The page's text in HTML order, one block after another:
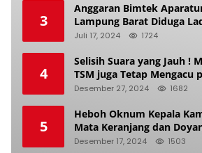
3
Anggaran Bimtek
Lampung Barat Diduga
Makan Anak Istri
Juli 17, 2024 1724
4
Selisih Suara yang Jauh !
TSM juga Tetap Mengacu
Keadilan Pemilu
Desember 27, 2024 1682
5
Heboh Oknum Kepala
Mata Keranjang dan
Desember 17, 2024 1503